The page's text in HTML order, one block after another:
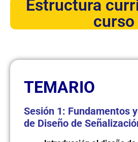
Estructura
curso
TEMARIO
Sesión 1: Fundamentos
de Diseño de